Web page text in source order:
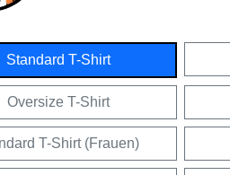
Standard T-Shirt
Oversize T-Shirt
T-Shirt (Frauen)